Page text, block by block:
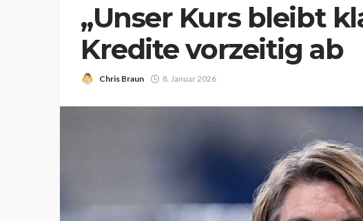
„Unser Kurs bleibt
Kredite vorzeitig ab
Chris Braun 8. Januar 2026